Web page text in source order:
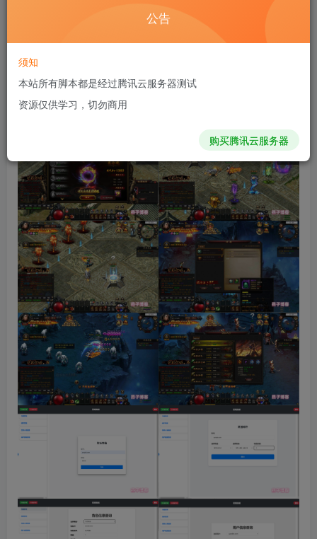
公告
须知
本站所有脚本都是经过腾讯云服务器测试
资源仅供学习，切勿商用
购买腾讯云服务器